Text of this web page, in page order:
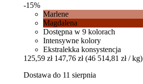
-15%
Marlene
Magdalena
Dostępna w 9 kolorach
Intensywne kolory
Ekstralekka konsystencja
125,59 zł 147,76 zł (46 514,81 zł / kg)
Dostawa do 11 sierpnia